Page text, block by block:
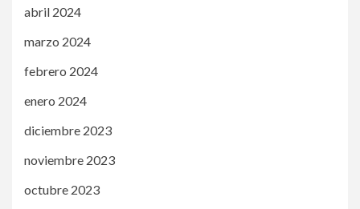
abril 2024
marzo 2024
febrero 2024
enero 2024
diciembre 2023
noviembre 2023
octubre 2023